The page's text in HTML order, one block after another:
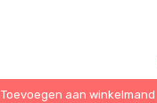
Toevoegen aan winkelmand